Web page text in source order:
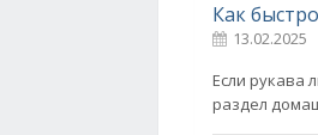
Как
13.02.2025
Если рукава
раздел